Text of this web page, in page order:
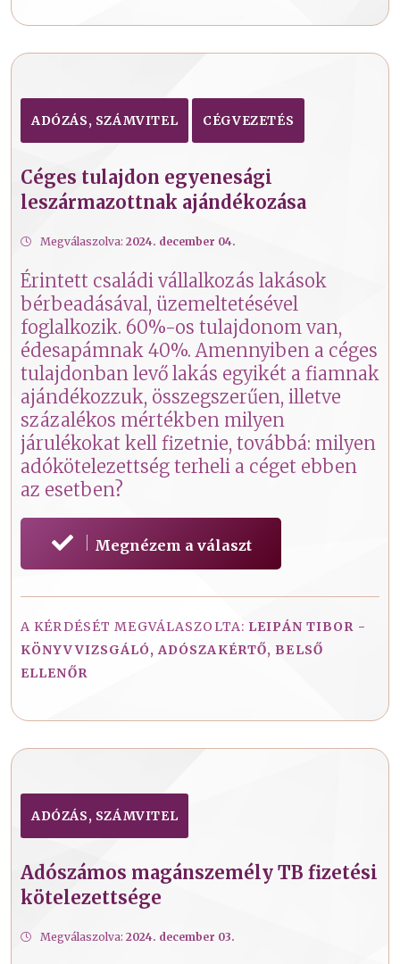
ADÓZÁS, SZÁMVITEL CÉGVEZETÉS
Céges tulajdon egyenesági
leszármazottnak ajándékozása
Megválaszolva: 2024. december 04.
Érintett családi vállalkozás lakások
bérbeadásával, üzemeltetésével
foglalkozik. 60%-os tulajdonom van,
édesapámnak 40%. Amennyiben a céges
tulajdonban levő lakás egyikét a fiamnak
ajándékozzuk, összegszerűen, illetve
százalékos mértékben milyen
járulékokat kell fizetnie, továbbá: milyen
adókötelezettség terheli a céget ebben
az esetben?
Megnézem a választ
A KÉRDÉSÉT MEGVÁLASZOLTA: LEIPÁN TIBOR -
KÖNYVVIZSGÁLÓ, ADÓSZAKÉRTŐ, BELSŐ
ELLENŐR
ADÓZÁS, SZÁMVITEL
Adószámos magánszemély TB fizetési
kötelezettsége
Megválaszolva: 2024. december 03.